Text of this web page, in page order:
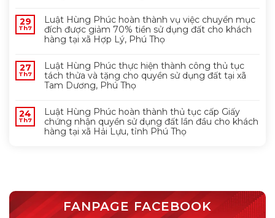
29
Th7
Luật Hùng Phúc hoàn thành vụ việc chuyển mục
đích được giảm 70% tiền sử dụng đất cho khách
hàng tại xã Hợp Lý, Phú Thọ
27
Th7
Luật Hùng Phúc thực hiện thành công thủ tục
tách thửa và tặng cho quyền sử dụng đất tại xã
Tam Dương, Phú Thọ
24
Th7
Luật Hùng Phúc hoàn thành thủ tục cấp Giấy
chứng nhận quyền sử dụng đất lần đầu cho khách
hàng tại xã Hải Lựu, tỉnh Phú Thọ
FANPAGE FACEBOOK